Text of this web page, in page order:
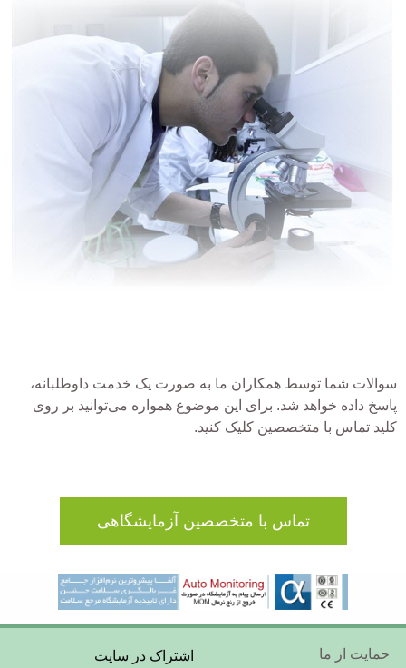
سوالات شما توسط همکاران ما به صورت یک خدمت داوطلبانه،
پاسخ داده خواهد شد. برای این موضوع همواره می‌توانید بر روی
کلید تماس با متخصصین کلیک کنید.
تماس با متخصصین آزمایشگاهی
Footer
اشتراک در سایت حمایت از ما